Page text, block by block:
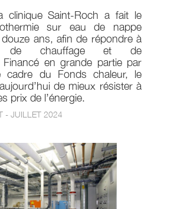
clinique Saint-Roch a fait le
sur eau de nappe
ans, afin de répondre à
de chauffage et de
Financé en grande partie par
cadre du Fonds chaleur, le
de mieux résister à
prix de l’énergie.
- JUILLET 2024